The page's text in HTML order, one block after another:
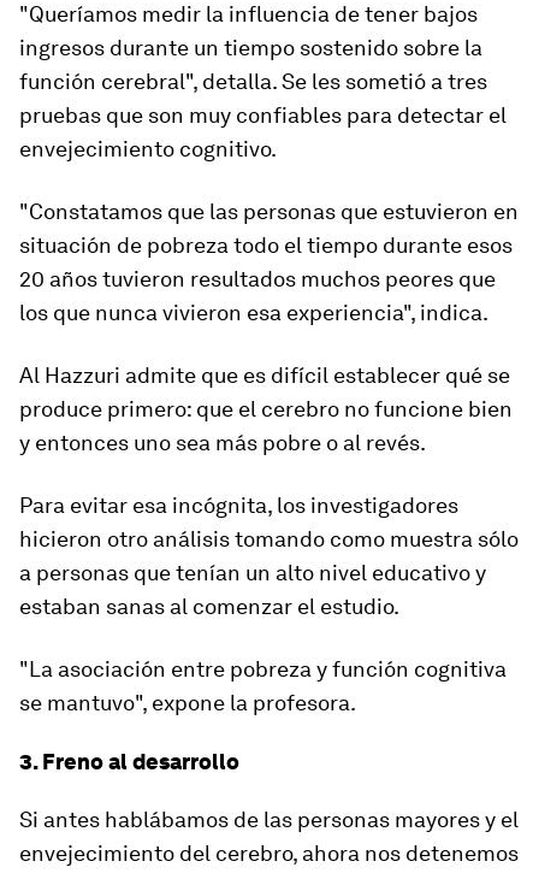
"Queríamos medir la influencia de tener bajos
ingresos durante un tiempo sostenido sobre la
función cerebral", detalla. Se les sometió a tres
pruebas que son muy confiables para detectar el
envejecimiento cognitivo.
"Constatamos que las personas que estuvieron en
situación de pobreza todo el tiempo durante esos
20 años tuvieron resultados muchos peores que
los que nunca vivieron esa experiencia", indica.
Al Hazzuri admite que es difícil establecer qué se
produce primero: que el cerebro no funcione bien
y entonces uno sea más pobre o al revés.
Para evitar esa incógnita, los investigadores
hicieron otro análisis tomando como muestra sólo
a personas que tenían un alto nivel educativo y
estaban sanas al comenzar el estudio.
"La asociación entre pobreza y función cognitiva
se mantuvo", expone la profesora.
3. Freno al desarrollo
Si antes hablábamos de las personas mayores y el
envejecimiento del cerebro, ahora nos detenemos